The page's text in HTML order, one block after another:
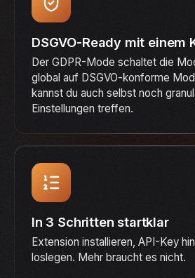
DSGVO-Ready mit einem
Der GDPR-Mode schaltet die
global auf DSGVO-konforme
kannst du auch selbst noch
Einstellungen treffen.
In 3 Schritten startklar
Extension installieren, API-Key
loslegen. Mehr braucht es nicht.